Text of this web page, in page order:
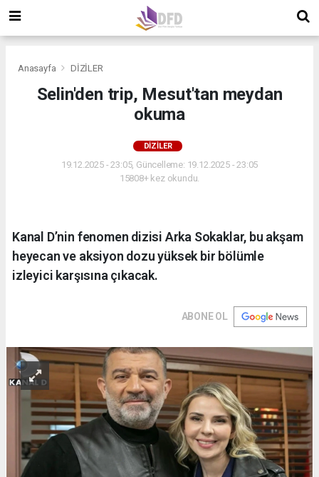
Anasayfa DİZİLER
Selin'den trip, Mesut'tan meydan
okuma
DİZİLER
19.12.2025 - 23:05, Güncelleme: 19.12.2025 - 23:05
15808+ kez okundu.
Kanal D’nin fenomen dizisi Arka Sokaklar, bu akşam
heyecan ve aksiyon dozu yüksek bir bölümle
izleyici karşısına çıkacak.
ABONE OL